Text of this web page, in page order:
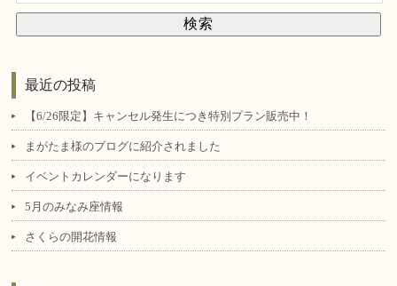
最近の投稿
【6/26限定】キャンセル発生につき特別プラン販売中！
まがたま様のブログに紹介されました
イベントカレンダーになります
5月のみなみ座情報
さくらの開花情報